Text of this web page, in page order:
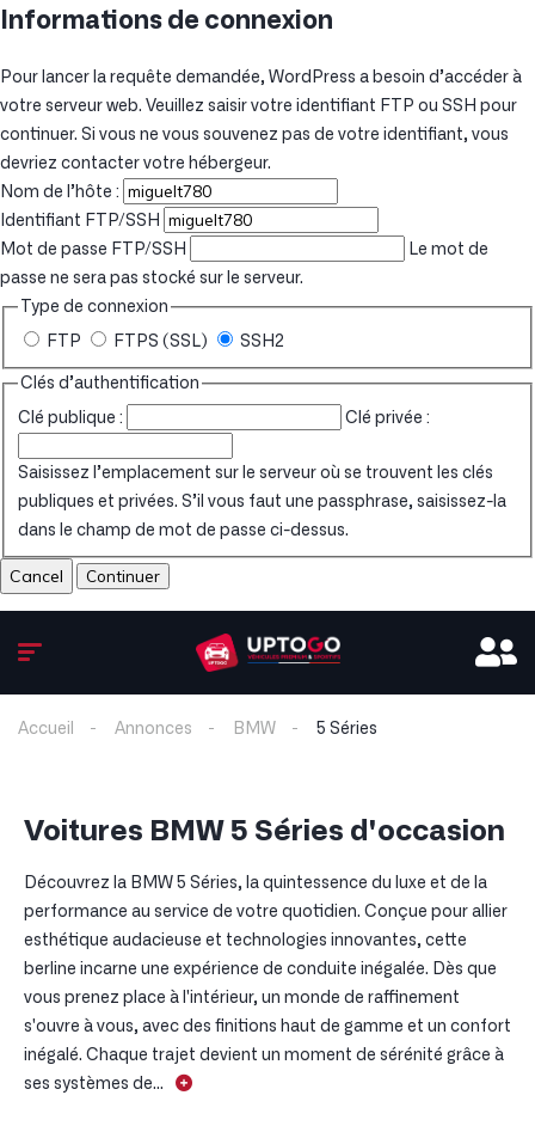
Informations de connexion
Pour lancer la requête demandée, WordPress a besoin d’accéder à
votre serveur web. Veuillez saisir votre identifiant FTP ou SSH pour
continuer. Si vous ne vous souvenez pas de votre identifiant, vous
devriez contacter votre hébergeur.
Nom de l’hôte :
Identifiant FTP/SSH
Mot de passe FTP/SSH
Le mot de
passe ne sera pas stocké sur le serveur.
Type de connexion
FTP FTPS (SSL) SSH2
Clés d’authentification
Clé publique : Clé privée :
Saisissez l’emplacement sur le serveur où se trouvent les clés
publiques et privées. S’il vous faut une passphrase, saisissez-la
dans le champ de mot de passe ci-dessus.
Cancel
Accueil Annonces BMW 5 Séries
Voitures BMW 5 Séries d'occasion
Découvrez la BMW 5 Séries, la quintessence du luxe et de la
performance au service de votre quotidien. Conçue pour allier
esthétique audacieuse et technologies innovantes, cette
berline incarne une expérience de conduite inégalée. Dès que
vous prenez place à l'intérieur, un monde de raffinement
s'ouvre à vous, avec des finitions haut de gamme et un confort
inégalé. Chaque trajet devient un moment de sérénité grâce à
ses systèmes de...